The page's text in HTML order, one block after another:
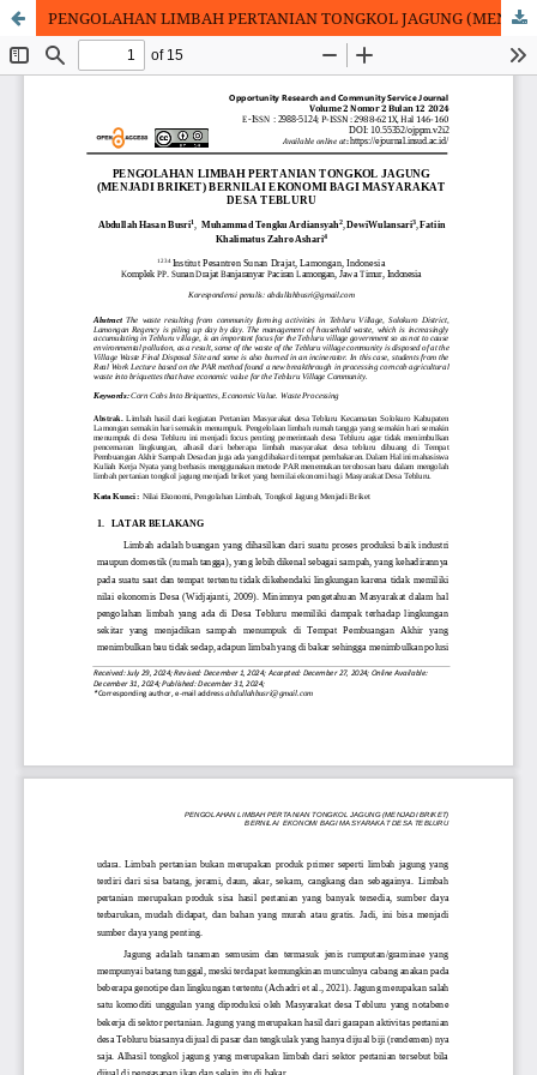
PENGOLAHAN LIMBAH PERTANIAN TONGKOL JAGUNG (MENJADI BRIKET) BERNILAI EKONOMI BAGI MASYARAKAT DESA TEBLURU